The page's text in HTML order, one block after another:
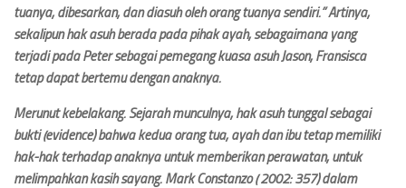
tuanya, dibesarkan, dan diasuh oleh orang tuanya sendiri.” Artinya,
sekalipun hak asuh berada pada pihak ayah, sebagaimana yang
terjadi pada Peter sebagai pemegang kuasa asuh Jason, Fransisca
tetap dapat bertemu dengan anaknya.
Merunut kebelakang. Sejarah munculnya, hak asuh tunggal sebagai
bukti (evidence) bahwa kedua orang tua, ayah dan ibu tetap memiliki
hak-hak terhadap anaknya untuk memberikan perawatan, untuk
melimpahkan kasih sayang. Mark Constanzo ( 2002: 357) dalam